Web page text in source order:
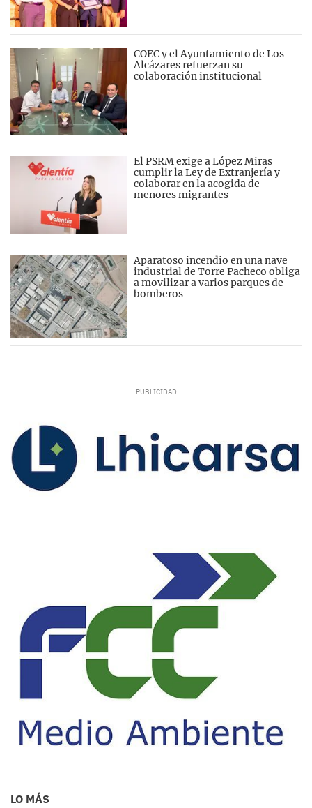
COEC y el Ayuntamiento de Los
Alcázares refuerzan su
colaboración institucional
El PSRM exige a López Miras
cumplir la Ley de Extranjería y
colaborar en la acogida de
menores migrantes
Aparatoso incendio en una nave
industrial de Torre Pacheco obliga
a movilizar a varios parques de
bomberos
LO MÁS